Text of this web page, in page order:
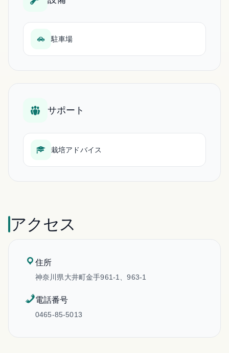
駐車場
サポート
栽培アドバイス
アクセス
住所
神奈川県大井町金手961-1、963-1
電話番号
0465-85-5013